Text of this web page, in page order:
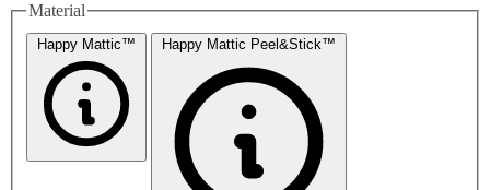
Material
Happy Mattic™ Happy Mattic Peel&Stick™